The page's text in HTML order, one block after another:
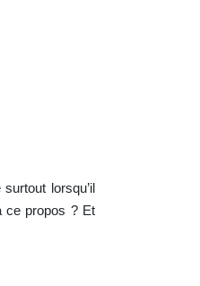
lorsqu’il
ce propos ? Et